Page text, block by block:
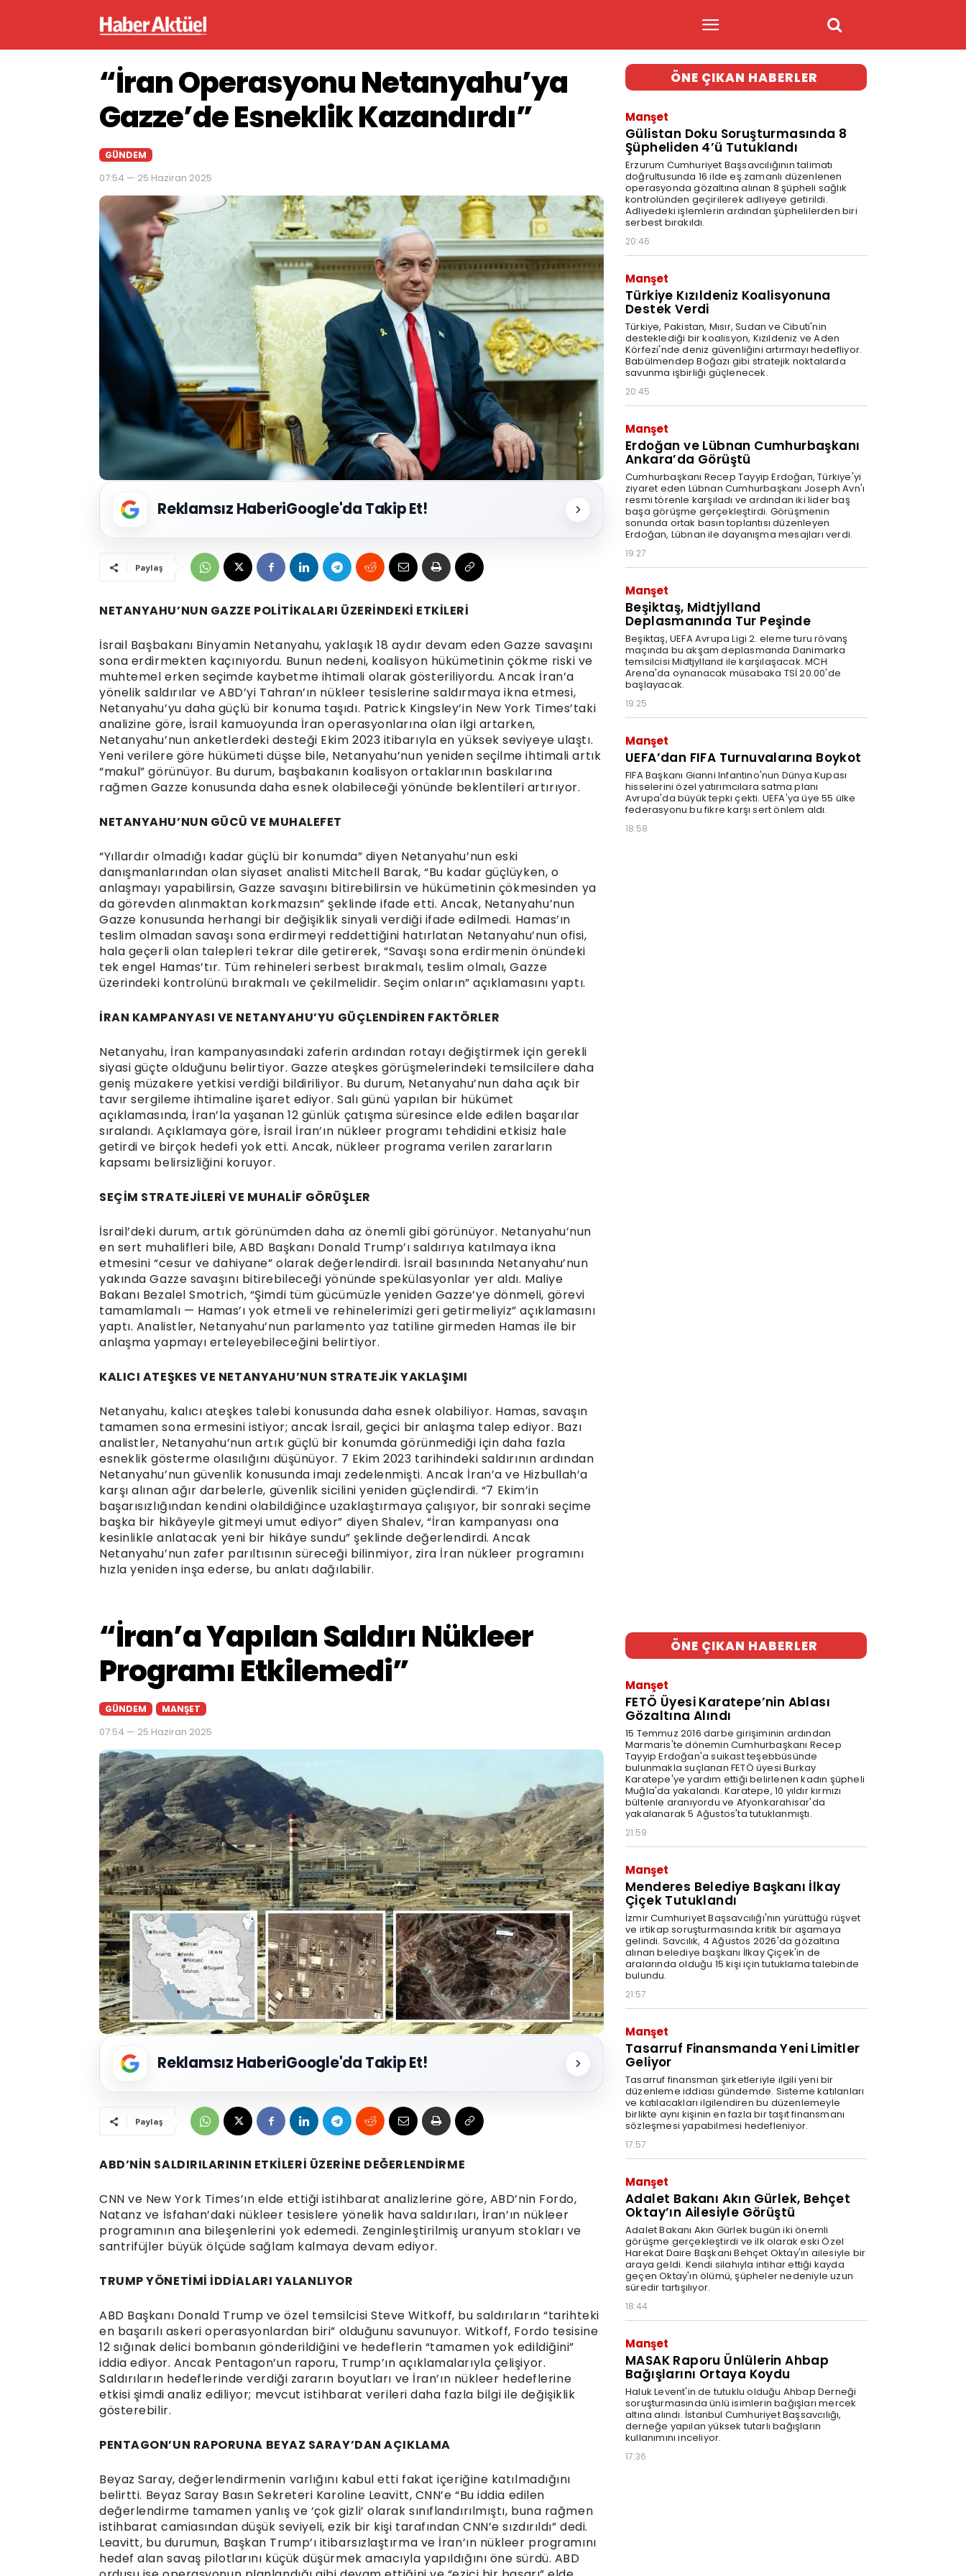
“İran Operasyonu Netanyahu’ya
Gazze’de Esneklik Kazandırdı”
GÜNDEM
07:54 — 25 Haziran 2025
Reklamsız HaberiGoogle'da Takip Et!
Paylaş
NETANYAHU’NUN GAZZE POLİTİKALARI ÜZERİNDEKİ ETKİLERİ
İsrail Başbakanı Binyamin Netanyahu, yaklaşık 18 aydır devam eden Gazze savaşını
sona erdirmekten kaçınıyordu. Bunun nedeni, koalisyon hükümetinin çökme riski ve
muhtemel erken seçimde kaybetme ihtimali olarak gösteriliyordu. Ancak İran’a
yönelik saldırılar ve ABD’yi Tahran’ın nükleer tesislerine saldırmaya ikna etmesi,
Netanyahu’yu daha güçlü bir konuma taşıdı. Patrick Kingsley’in New York Times’taki
analizine göre, İsrail kamuoyunda İran operasyonlarına olan ilgi artarken,
Netanyahu’nun anketlerdeki desteği Ekim 2023 itibarıyla en yüksek seviyeye ulaştı.
Yeni verilere göre hükümeti düşse bile, Netanyahu’nun yeniden seçilme ihtimali artık
“makul” görünüyor. Bu durum, başbakanın koalisyon ortaklarının baskılarına
rağmen Gazze konusunda daha esnek olabileceği yönünde beklentileri artırıyor.
NETANYAHU’NUN GÜCÜ VE MUHALEFET
“Yıllardır olmadığı kadar güçlü bir konumda” diyen Netanyahu’nun eski
danışmanlarından olan siyaset analisti Mitchell Barak, “Bu kadar güçlüyken, o
anlaşmayı yapabilirsin, Gazze savaşını bitirebilirsin ve hükümetinin çökmesinden ya
da görevden alınmaktan korkmazsın” şeklinde ifade etti. Ancak, Netanyahu’nun
Gazze konusunda herhangi bir değişiklik sinyali verdiği ifade edilmedi. Hamas’ın
teslim olmadan savaşı sona erdirmeyi reddettiğini hatırlatan Netanyahu’nun ofisi,
hala geçerli olan talepleri tekrar dile getirerek, “Savaşı sona erdirmenin önündeki
tek engel Hamas’tır. Tüm rehineleri serbest bırakmalı, teslim olmalı, Gazze
üzerindeki kontrolünü bırakmalı ve çekilmelidir. Seçim onların” açıklamasını yaptı.
İRAN KAMPANYASI VE NETANYAHU’YU GÜÇLENDİREN FAKTÖRLER
Netanyahu, İran kampanyasındaki zaferin ardından rotayı değiştirmek için gerekli
siyasi güçte olduğunu belirtiyor. Gazze ateşkes görüşmelerindeki temsilcilere daha
geniş müzakere yetkisi verdiği bildiriliyor. Bu durum, Netanyahu’nun daha açık bir
tavır sergileme ihtimaline işaret ediyor. Salı günü yapılan bir hükümet
açıklamasında, İran’la yaşanan 12 günlük çatışma süresince elde edilen başarılar
sıralandı. Açıklamaya göre, İsrail İran’ın nükleer programı tehdidini etkisiz hale
getirdi ve birçok hedefi yok etti. Ancak, nükleer programa verilen zararların
kapsamı belirsizliğini koruyor.
SEÇİM STRATEJİLERİ VE MUHALİF GÖRÜŞLER
İsrail’deki durum, artık görünümden daha az önemli gibi görünüyor. Netanyahu’nun
en sert muhalifleri bile, ABD Başkanı Donald Trump’ı saldırıya katılmaya ikna
etmesini “cesur ve dahiyane” olarak değerlendirdi. İsrail basınında Netanyahu’nun
yakında Gazze savaşını bitirebileceği yönünde spekülasyonlar yer aldı. Maliye
Bakanı Bezalel Smotrich, “Şimdi tüm gücümüzle yeniden Gazze’ye dönmeli, görevi
tamamlamalı — Hamas’ı yok etmeli ve rehinelerimizi geri getirmeliyiz” açıklamasını
yaptı. Analistler, Netanyahu’nun parlamento yaz tatiline girmeden Hamas ile bir
anlaşma yapmayı erteleyebileceğini belirtiyor.
KALICI ATEŞKES VE NETANYAHU’NUN STRATEJİK YAKLAŞIMI
Netanyahu, kalıcı ateşkes talebi konusunda daha esnek olabiliyor. Hamas, savaşın
tamamen sona ermesini istiyor; ancak İsrail, geçici bir anlaşma talep ediyor. Bazı
analistler, Netanyahu’nun artık güçlü bir konumda görünmediği için daha fazla
esneklik gösterme olasılığını düşünüyor. 7 Ekim 2023 tarihindeki saldırının ardından
Netanyahu’nun güvenlik konusunda imajı zedelenmişti. Ancak İran’a ve Hizbullah’a
karşı alınan ağır darbelerle, güvenlik sicilini yeniden güçlendirdi. “7 Ekim’in
başarısızlığından kendini olabildiğince uzaklaştırmaya çalışıyor, bir sonraki seçime
başka bir hikâyeyle gitmeyi umut ediyor” diyen Shalev, “İran kampanyası ona
kesinlikle anlatacak yeni bir hikâye sundu” şeklinde değerlendirdi. Ancak
Netanyahu’nun zafer parıltısının süreceği bilinmiyor, zira İran nükleer programını
hızla yeniden inşa ederse, bu anlatı dağılabilir.
ÖNE ÇIKAN HABERLER
Manşet
Gülistan Doku Soruşturmasında 8
Şüpheliden 4’ü Tutuklandı
Erzurum Cumhuriyet Başsavcılığının talimatı
doğrultusunda 16 ilde eş zamanlı düzenlenen
operasyonda gözaltına alınan 8 şüpheli sağlık
kontrolünden geçirilerek adliyeye getirildi.
Adliyedeki işlemlerin ardından şüphelilerden biri
serbest bırakıldı.
20:46
Manşet
Türkiye Kızıldeniz Koalisyonuna
Destek Verdi
Türkiye, Pakistan, Mısır, Sudan ve Cibuti'nin
desteklediği bir koalisyon, Kızıldeniz ve Aden
Körfezi'nde deniz güvenliğini artırmayı hedefliyor.
Babülmendep Boğazı gibi stratejik noktalarda
savunma işbirliği güçlenecek.
20:45
Manşet
Erdoğan ve Lübnan Cumhurbaşkanı
Ankara’da Görüştü
Cumhurbaşkanı Recep Tayyip Erdoğan, Türkiye'yi
ziyaret eden Lübnan Cumhurbaşkanı Joseph Avn'ı
resmi törenle karşıladı ve ardından iki lider baş
başa görüşme gerçekleştirdi. Görüşmenin
sonunda ortak basın toplantısı düzenleyen
Erdoğan, Lübnan ile dayanışma mesajları verdi.
19:27
Manşet
Beşiktaş, Midtjylland
Deplasmanında Tur Peşinde
Beşiktaş, UEFA Avrupa Ligi 2. eleme turu rövanş
maçında bu akşam deplasmanda Danimarka
temsilcisi Midtjylland ile karşılaşacak. MCH
Arena'da oynanacak müsabaka TSİ 20.00'de
başlayacak.
19:25
Manşet
UEFA’dan FIFA Turnuvalarına Boykot
FIFA Başkanı Gianni Infantino'nun Dünya Kupası
hisselerini özel yatırımcılara satma planı
Avrupa'da büyük tepki çekti. UEFA'ya üye 55 ülke
federasyonu bu fikre karşı sert önlem aldı.
18:58